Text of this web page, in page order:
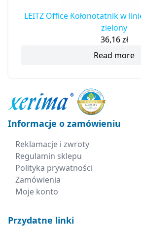
LEITZ Office Kołonotatnik w
zielony
36,16zł
Read more
Informacje o zamówieniu
Reklamacje i zwroty
Regulamin sklepu
Polityka prywatności
Zamówienia
Moje konto
Przydatne linki